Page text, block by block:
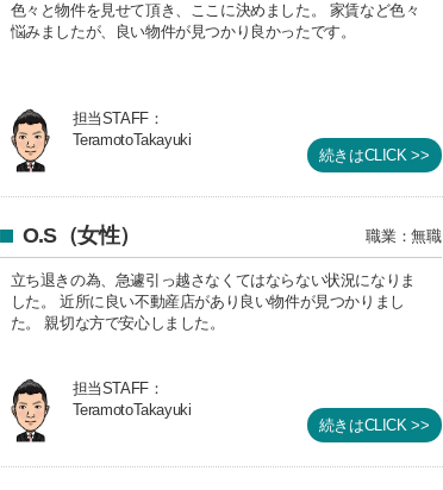
色々と物件を見せて頂き、ここに決めました。 家賃など色々
悩みましたが、良い物件が見つかり良かったです。
担当STAFF：
TeramotoTakayuki
続きはCLICK >>
O.S（女性） 職業：無職
立ち退きの為、急遽引っ越さなくてはならない状況になりま
した。 近所に良い不動産店があり良い物件が見つかりまし
た。 親切な方で安心しました。
担当STAFF：
TeramotoTakayuki
続きはCLICK >>